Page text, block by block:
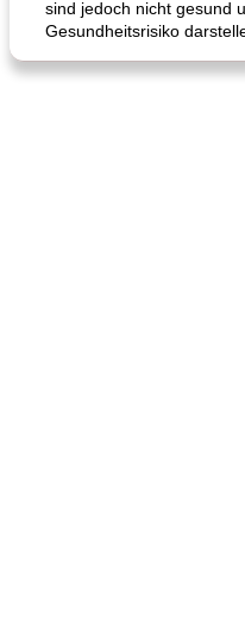
sind jedoch nicht gesund
Gesundheitsrisiko